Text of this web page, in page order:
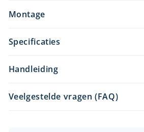
Montage
Specificaties
Handleiding
Veelgestelde vragen (FAQ)